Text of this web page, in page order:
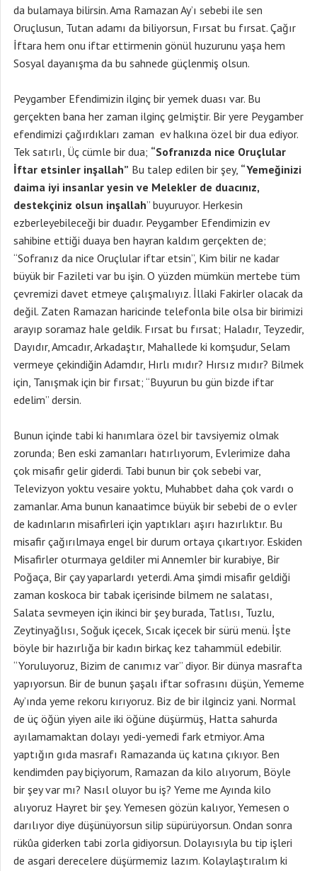
da bulamaya bilirsin. Ama Ramazan Ay’ı sebebi ile sen
Oruçlusun, Tutan adamı da biliyorsun, Fırsat bu fırsat. Çağır
İftara hem onu iftar ettirmenin gönül huzurunu yaşa hem
Sosyal dayanışma da bu sahnede güçlenmiş olsun.
Peygamber Efendimizin ilginç bir yemek duası var. Bu
gerçekten bana her zaman ilginç gelmiştir. Bir yere Peygamber
efendimizi çağırdıkları zaman ev halkına özel bir dua ediyor.
Tek satırlı, Üç cümle bir dua; “Sofranızda nice Oruçlular
İftar etsinler inşallah” Bu talep edilen bir şey, “Yemeğinizi
daima iyi insanlar yesin ve Melekler de duacınız,
destekçiniz olsun inşallah” buyuruyor. Herkesin
ezberleyebileceği bir duadır. Peygamber Efendimizin ev
sahibine ettiği duaya ben hayran kaldım gerçekten de;
“Sofranız da nice Oruçlular iftar etsin”, Kim bilir ne kadar
büyük bir Fazileti var bu işin. O yüzden mümkün mertebe tüm
çevremizi davet etmeye çalışmalıyız. İllaki Fakirler olacak da
değil. Zaten Ramazan haricinde telefonla bile olsa bir birimizi
arayıp soramaz hale geldik. Fırsat bu fırsat; Haladır, Teyzedir,
Dayıdır, Amcadır, Arkadaştır, Mahallede ki komşudur, Selam
vermeye çekindiğin Adamdır, Hırlı mıdır? Hırsız mıdır? Bilmek
için, Tanışmak için bir fırsat; “Buyurun bu gün bizde iftar
edelim” dersin.
Bunun içinde tabi ki hanımlara özel bir tavsiyemiz olmak
zorunda; Ben eski zamanları hatırlıyorum, Evlerimize daha
çok misafir gelir giderdi. Tabi bunun bir çok sebebi var,
Televizyon yoktu vesaire yoktu, Muhabbet daha çok vardı o
zamanlar. Ama bunun kanaatimce büyük bir sebebi de o evler
de kadınların misafirleri için yaptıkları aşırı hazırlıktır. Bu
misafir çağırılmaya engel bir durum ortaya çıkartıyor. Eskiden
Misafirler oturmaya geldiler mi Annemler bir kurabiye, Bir
Poğaça, Bir çay yaparlardı yeterdi. Ama şimdi misafir geldiği
zaman koskoca bir tabak içerisinde bilmem ne salatası,
Salata sevmeyen için ikinci bir şey burada, Tatlısı, Tuzlu,
Zeytinyağlısı, Soğuk içecek, Sıcak içecek bir sürü menü. İşte
böyle bir hazırlığa bir kadın birkaç kez tahammül edebilir.
“Yoruluyoruz, Bizim de canımız var” diyor. Bir dünya masrafta
yapıyorsun. Bir de bunun şaşalı iftar sofrasını düşün, Yememe
Ay’ında yeme rekoru kırıyoruz. Biz de bir ilginciz yani. Normal
de üç öğün yiyen aile iki öğüne düşürmüş, Hatta sahurda
ayılamamaktan dolayı yedi-yemedi fark etmiyor. Ama
yaptığın gıda masrafı Ramazanda üç katına çıkıyor. Ben
kendimden pay biçiyorum, Ramazan da kilo alıyorum, Böyle
bir şey var mı? Nasıl oluyor bu iş? Yeme me Ayında kilo
alıyoruz Hayret bir şey. Yemesen gözün kalıyor, Yemesen o
darılıyor diye düşünüyorsun silip süpürüyorsun. Ondan sonra
rükûa giderken tabi zorla gidiyorsun. Dolayısıyla bu tip işleri
de asgari derecelere düşürmemiz lazım. Kolaylaştıralım ki